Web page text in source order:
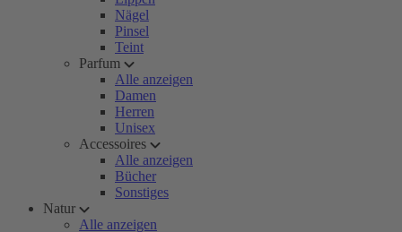
Nägel
Pinsel
Teint
Parfum
Alle anzeigen
Damen
Herren
Unisex
Accessoires
Alle anzeigen
Bücher
Sonstiges
Natur
Alle anzeigen